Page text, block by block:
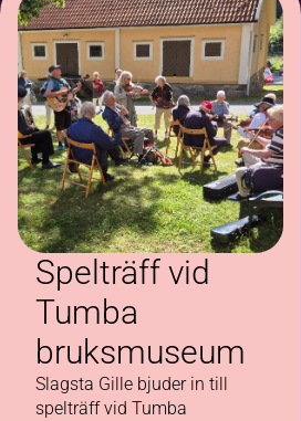
Spelträff vid
Tumba
bruksmuseum
Slagsta Gille bjuder in till
spelträff vid Tumba